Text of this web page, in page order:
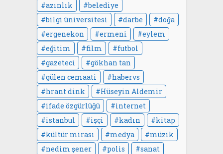
azınlık
belediye
bilgi üniversitesi
darbe
doğa
ergenekon
ermeni
eylem
eğitim
film
futbol
gazeteci
gökhan tan
gülen cemaati
habervs
hrant dink
Hüseyin Aldemir
ifade özgürlüğü
internet
istanbul
işçi kadın
kitap
kültür mirası
medya
müzik
nedim şener
polis
sanat